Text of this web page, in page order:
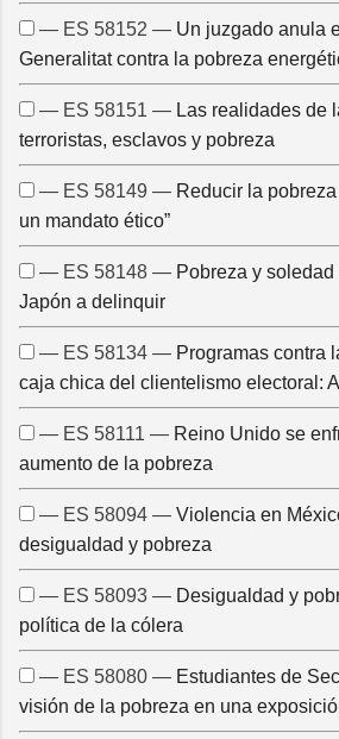
— ES 58152 — Un juzgado anula
Generalitat contra la pobreza
— ES 58151 — Las realidades de
terroristas, esclavos y pobreza
— ES 58149 — Reducir la
un mandato ético”
— ES 58148 — Pobreza y
Japón a delinquir
— ES 58134 — Programas contra
caja chica del clientelismo electoral:
— ES 58111 — Reino Unido se
aumento de la pobreza
— ES 58094 — Violencia en
desigualdad y pobreza
— ES 58093 — Desigualdad y
política de la cólera
— ES 58080 — Estudiantes de
visión de la pobreza en una